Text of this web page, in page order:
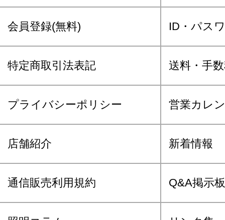
会員登録(無料) ID・パス
特定商取引法表記 送料・手
プライバシーポリシー 営業カレ
店舗紹介 新着情報
通信販売利用規約 Q&A掲示板